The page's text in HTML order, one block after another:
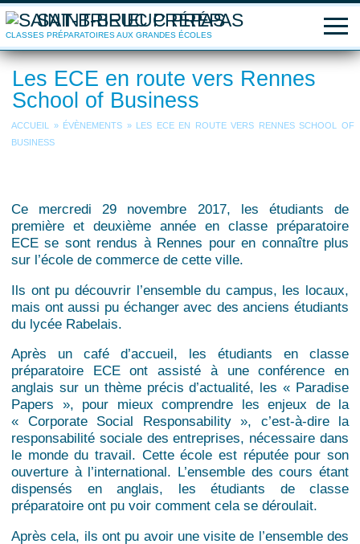
SAINT-BRIEUC PRÉPAS
CLASSES PRÉPARATOIRES AUX GRANDES ÉCOLES
Les ECE en route vers Rennes
School of Business
ACCUEIL » ÉVÈNEMENTS » LES ECE EN ROUTE VERS RENNES SCHOOL OF
BUSINESS
Ce mercredi 29 novembre 2017, les étudiants de
première et deuxième année en classe préparatoire
ECE se sont rendus à Rennes pour en connaître plus
sur l’école de commerce de cette ville.
Ils ont pu découvrir l’ensemble du campus, les locaux,
mais ont aussi pu échanger avec des anciens étudiants
du lycée Rabelais.
Après un café d’accueil, les étudiants en classe
préparatoire ECE ont assisté à une conférence en
anglais sur un thème précis d’actualité, les « Paradise
Papers », pour mieux comprendre les enjeux de la
« Corporate Social Responsability », c’est-à-dire la
responsabilité sociale des entreprises, nécessaire dans
le monde du travail. Cette école est réputée pour son
ouverture à l’international. L’ensemble des cours étant
dispensés en anglais, les étudiants de classe
préparatoire ont pu voir comment cela se déroulait.
Après cela, ils ont pu avoir une visite de l’ensemble des